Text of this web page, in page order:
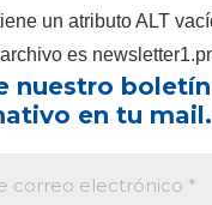
nuestro boletín
en tu mail.